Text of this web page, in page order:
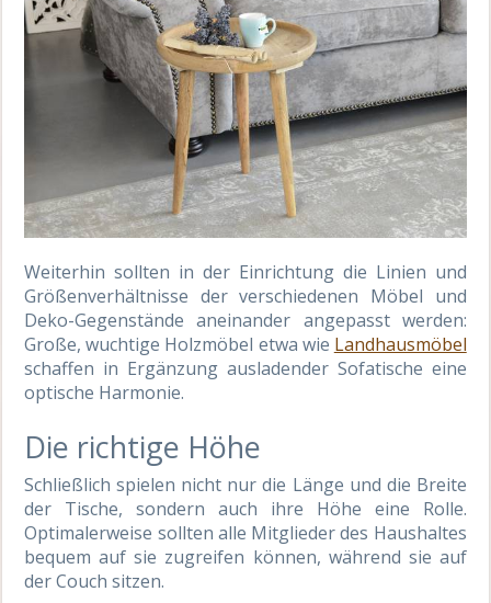
Weiterhin sollten in der Einrichtung die Linien und
Größenverhältnisse der verschiedenen Möbel und
Deko-Gegenstände aneinander angepasst werden:
Große, wuchtige Holzmöbel etwa wie Landhausmöbel
schaffen in Ergänzung ausladender Sofatische eine
optische Harmonie.
Die richtige Höhe
Schließlich spielen nicht nur die Länge und die Breite
der Tische, sondern auch ihre Höhe eine Rolle.
Optimalerweise sollten alle Mitglieder des Haushaltes
bequem auf sie zugreifen können, während sie auf
der Couch sitzen.